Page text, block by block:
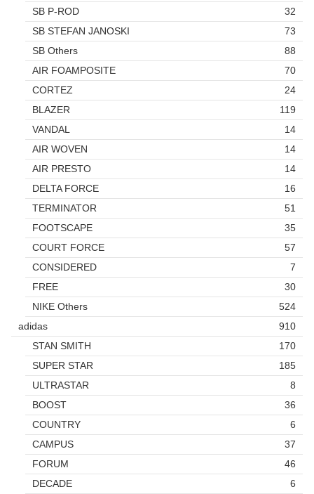
SB P-ROD
32
SB STEFAN JANOSKI
73
SB Others
88
AIR FOAMPOSITE
70
CORTEZ
24
BLAZER
119
VANDAL
14
AIR WOVEN
14
AIR PRESTO
14
DELTA FORCE
16
TERMINATOR
51
FOOTSCAPE
35
COURT FORCE
57
CONSIDERED
7
FREE
30
NIKE Others
524
adidas
910
STAN SMITH
170
SUPER STAR
185
ULTRASTAR
8
BOOST
36
COUNTRY
6
CAMPUS
37
FORUM
46
DECADE
6